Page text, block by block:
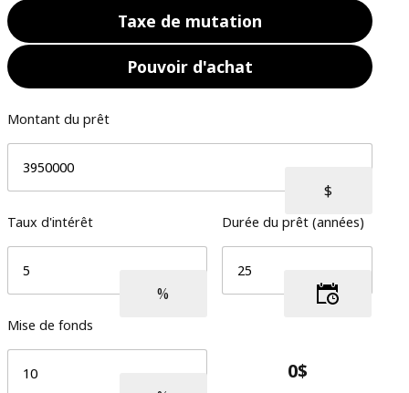
Taxe de mutation
Pouvoir d'achat
Montant du prêt
Taux d'intérêt Durée du prêt (années)
Mise de fonds